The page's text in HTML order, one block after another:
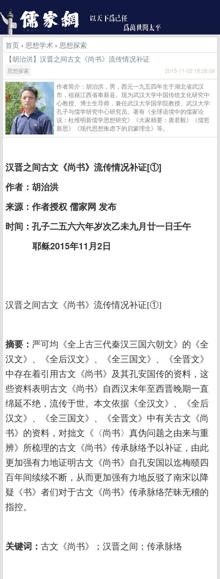
首页 › 思想学术 › 思想探索
【胡治洪】汉晋之间古文《尚书》流传情况补证
思想探索 2015-11-02 19:28:09
作者简介：胡治洪，男，西元一九五四年生于湖北省武汉
市，祖籍江西省奉新县。现为武汉大学中国传统文化研究中
心教授、博士生导师，兼任武汉大学国学院教授、武汉大学
孔子与儒学研究中心研究员。著有《全球语境中的儒家论
说：杜维明新儒学思想研究》《大家精要：唐君毅》《儒哲
新思》《现代思想衡虑下的启蒙理念》等。
汉晋之间古文《尚书》流传情况补证[①]
作者：胡治洪
来源：作者授权 儒家网 发布
时间：孔子二五六六年岁次乙未九月廿一日壬午
耶稣2015年11月2日
汉晋之间古文《尚书》流传情况补证[①]
摘要： 严可均《全上古三代秦汉三国六朝文》的《全
汉文》、《全后汉文》、《全三国文》、《全晋文》
中存在着引用古文《尚书》及其孔安国传的资料，这
些资料表明古文《尚书》自西汉末年至西晋晚期一直
绵延不绝，流传于世。本文依据《全汉文》、《全后
汉文》、《全三国文》、《全晋文》中有关古文《尚
书》的资料，对拙文《〈尚书〉真伪问题之由来与重
辨》所梳理的古文《尚书》传承脉络予以补证，由此
更加强有力地证明古文《尚书》自孔安国以迄梅赜四
百年间续续不断，从而更加强有力地反驳了南宋以降
疑《书》者们对于古文《尚书》传承脉络茫昧无稽的
指控。
关键词： 古文《尚书》；汉晋之间；传承脉络